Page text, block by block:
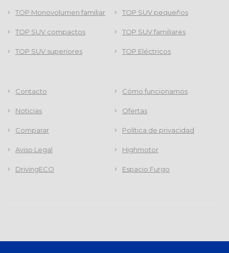
TOP Monovolumen familiar TOP SUV pequeños
TOP SUV compactos TOP SUV familiares
TOP SUV superiores TOP Eléctricos
Contacto Cómo funcionamos
Noticias Ofertas
Comparar Política de privacidad
Aviso Legal Highmotor
DrivingECO Espacio Furgo